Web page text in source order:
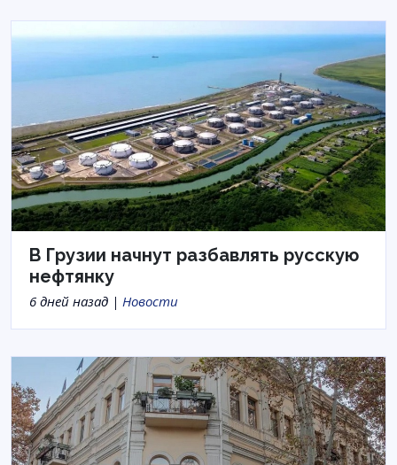
В Грузии начнут разбавлять русскую
нефтянку
6 дней назад | Новости